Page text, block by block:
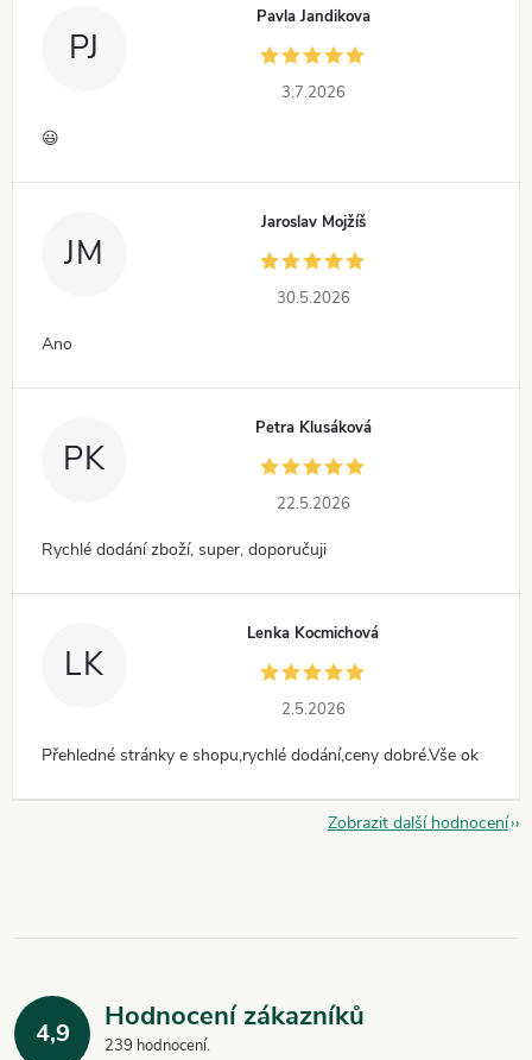
PJ
Pavla Jandikova
3.7.2026
😃
JM
Jaroslav Mojžíš
30.5.2026
Ano
PK
Petra Klusáková
22.5.2026
Rychlé dodání zboží, super, doporučuji
LK
Lenka Kocmichová
2.5.2026
Přehledné stránky e shopu,rychlé dodání,ceny dobré.Vše ok
Zobrazit další hodnocení
4,9 Hodnocení zákazníků
239 hodnocení